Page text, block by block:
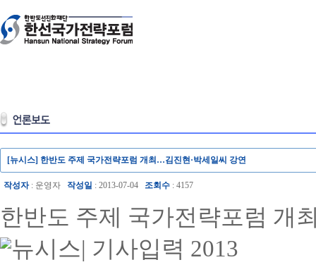
[뉴시스] 한반도 주제 국가전략포럼 개최…김진현·박세일씨 강연
작성자: 운영자 작성일 : 2013-07-04 조회수 : 4157
한반도 주제 국가전략포럼 개
| 기사입력 2013